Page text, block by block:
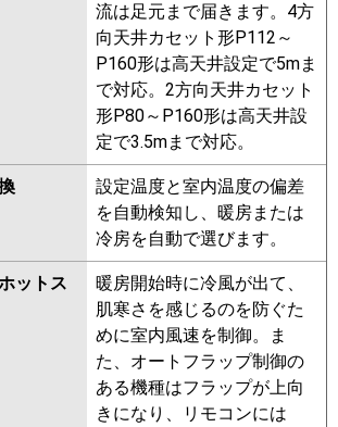
PCZ-ERMP80SK5
PCZ-
ERMP80SKL5 PCZ-ERMP80SK4
PCZ-ERMP80SKL4 PCZ-
ERMP80SK3 PCZ-ERMP80SKL3
PCZ-ERMP80SH2 PCZ-
ERMP80SK2 PCZ-ERMP80SKL2
PCZ-ERMP80SHZ PCZ-
ERMP80SKZ PCZ-ERMP80SKLZ
PCZ-ERMP80SHY PCZ-
ERMP80SKY PCZ-ERMP80SKLY
PCZ-ERMP80SHV PCZ-
ERMP80SKV PCZ-ERMP80SKLV
PCZ-ERMP80SKLR PCZ-
ERMP80SKR
RPC-GP80RSHJ9
RPC-
流は足元まで届きます。4方
向天井カセット形P112～
P160形は高天井設定で5mま
で対応。2方向天井カセット
形P80～P160形は高天井設
定で3.5mまで対応。
設定温度と室内温度の偏差
を自動検知し、暖房または
冷房を自動で選びます。
ットス
暖房開始時に冷風が出て、
肌寒さを感じるのを防ぐた
めに室内風速を制御。ま
た、オートフラップ制御の
ある機種はフラップが上向
きになり、リモコンには